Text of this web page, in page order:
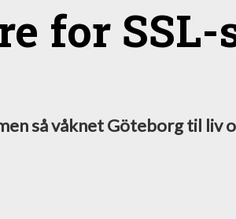
for
så våknet Göteborg til liv